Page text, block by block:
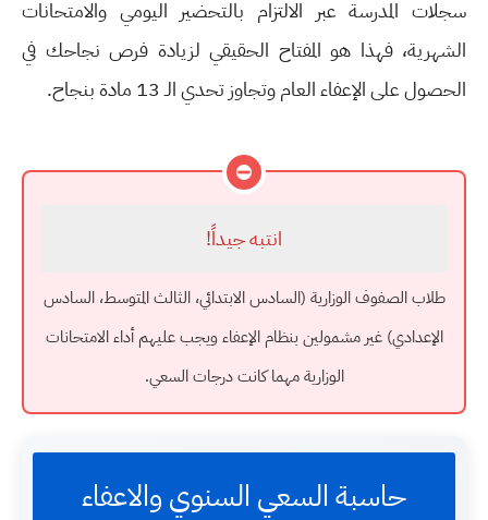
سجلات المدرسة عبر الالتزام بالتحضير اليومي والامتحانات
الشهرية، فهذا هو المفتاح الحقيقي لزيادة فرص نجاحك في
الحصول على الإعفاء العام وتجاوز تحدي الـ 13 مادة بنجاح.
⛔
انتبه جيداً!
طلاب الصفوف الوزارية (السادس الابتدائي، الثالث المتوسط، السادس
الإعدادي) غير مشمولين بنظام الإعفاء ويجب عليهم أداء الامتحانات
الوزارية مهما كانت درجات السعي.
حاسبة السعي السنوي والاعفاء